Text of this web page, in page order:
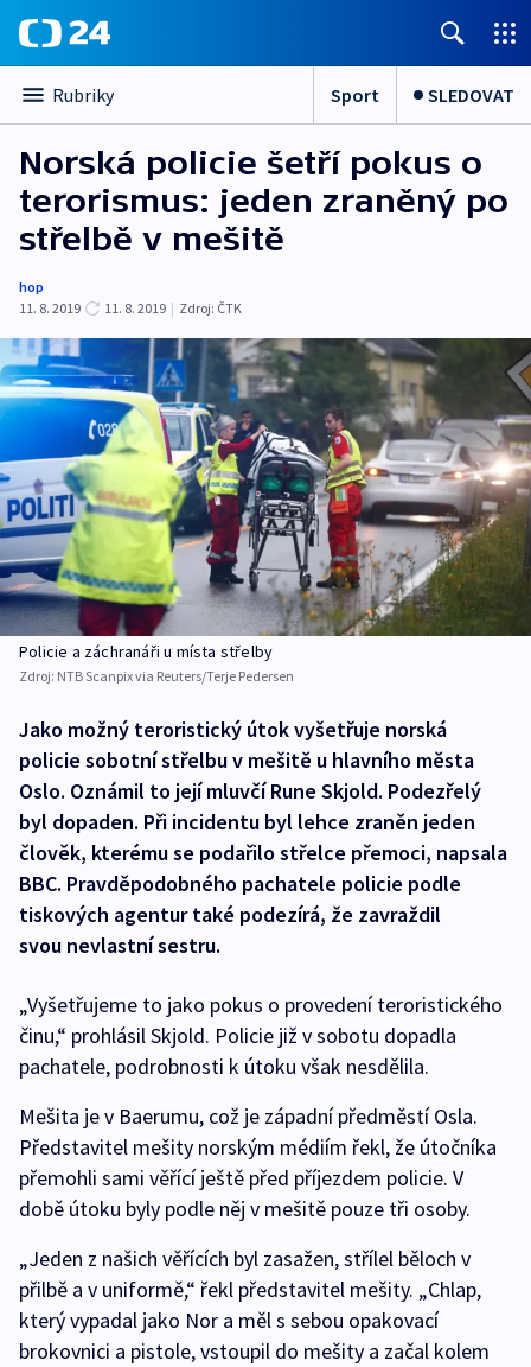
Rubriky Sport SLEDOVAT
Norská policie šetří pokus o
terorismus: jeden zraněný po
střelbě v mešitě
hop
11. 8. 2019
11. 8. 2019 | Zdroj: ČTK
Policie a záchranáři u místa střelby
Zdroj: NTB Scanpix via Reuters/Terje Pedersen
Jako možný teroristický útok vyšetřuje norská
policie sobotní střelbu v mešitě u hlavního města
Oslo. Oznámil to její mluvčí Rune Skjold. Podezřelý
byl dopaden. Při incidentu byl lehce zraněn jeden
člověk, kterému se podařilo střelce přemoci, napsala
BBC. Pravděpodobného pachatele policie podle
tiskových agentur také podezírá, že zavraždil
svou nevlastní sestru.
„Vyšetřujeme to jako pokus o provedení teroristického
činu,“ prohlásil Skjold. Policie již v sobotu dopadla
pachatele, podrobnosti k útoku však nesdělila.
Mešita je v Baerumu, což je západní předměstí Osla.
Představitel mešity norským médiím řekl, že útočníka
přemohli sami věřící ještě před příjezdem policie. V
době útoku byly podle něj v mešitě pouze tři osoby.
„Jeden z našich věřících byl zasažen, střílel běloch v
přilbě a v uniformě,“ řekl představitel mešity. „Chlap,
který vypadal jako Nor a měl s sebou opakovací
brokovnici a pistole, vstoupil do mešity a začal kolem